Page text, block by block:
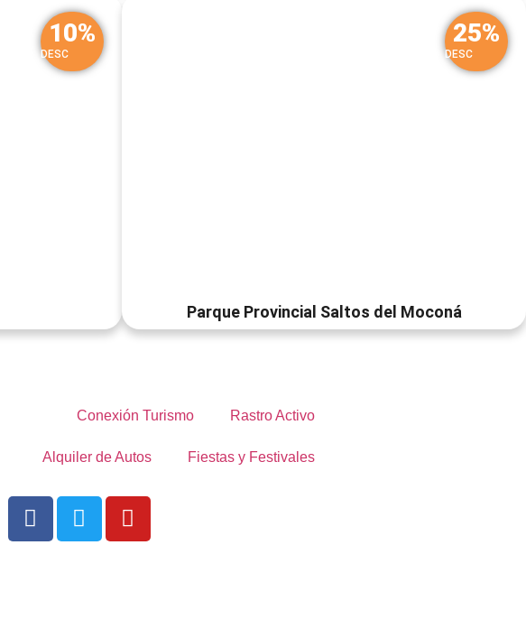
10%
DESC
25%
DESC
Parque Provincial Saltos del Moconá
Conexión Turismo Rastro Activo
Alquiler de Autos Fiestas y Festivales